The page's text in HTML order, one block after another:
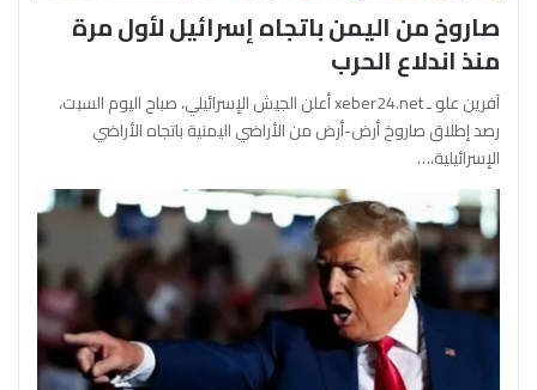
صاروخ من اليمن باتجاه إسرائيل لأول مرة
منذ اندلاع الحرب
آفرين علو ـ xeber24.net أعلن الجيش الإسرائيلي، صباح اليوم السبت،
رصد إطلاق صاروخ أرض-أرض من الأراضي اليمنية باتجاه الأراضي
الإسرائيلية،…